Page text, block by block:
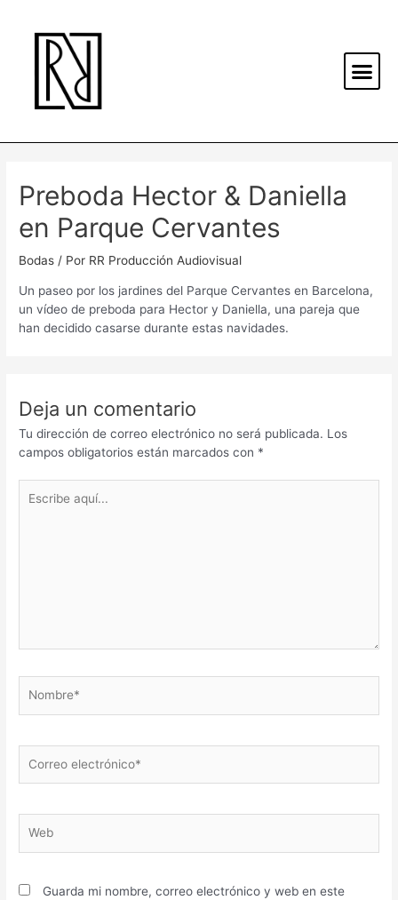
Preboda Hector & Daniella
en Parque Cervantes
Bodas / Por RR Producción Audiovisual
Un paseo por los jardines del Parque Cervantes en Barcelona,
un vídeo de preboda para Hector y Daniella, una pareja que
han decidido casarse durante estas navidades.
Deja un comentario
Tu dirección de correo electrónico no será publicada. Los
campos obligatorios están marcados con *
Guarda mi nombre, correo electrónico y web en este